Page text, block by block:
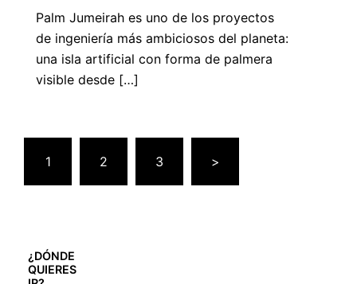
Palm Jumeirah es uno de los proyectos
de ingeniería más ambiciosos del planeta:
una isla artificial con forma de palmera
visible desde […]
1 2 3 >
¿DÓNDE
QUIERES